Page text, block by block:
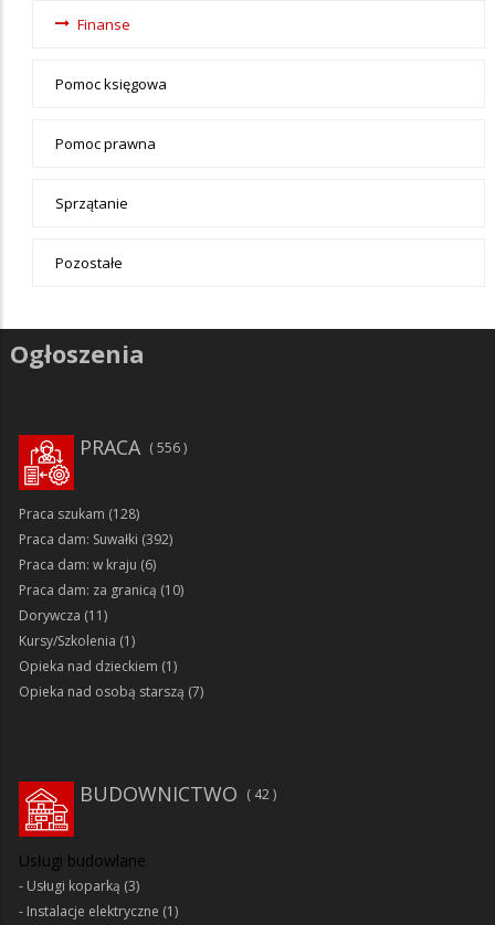
Finanse
Pomoc księgowa
Pomoc prawna
Sprzątanie
Pozostałe
Ogłoszenia
PRACA 556
Praca szukam (128)
Praca dam: Suwałki (392)
Praca dam: w kraju (6)
Praca dam: za granicą (10)
Dorywcza (11)
Kursy/Szkolenia (1)
Opieka nad dzieckiem (1)
Opieka nad osobą starszą (7)
BUDOWNICTWO 42
Usługi budowlane
Usługi koparką (3)
Instalacje elektryczne (1)